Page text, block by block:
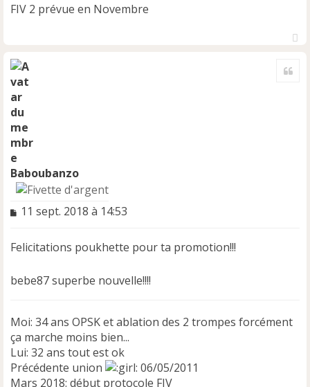
FIV 2 prévue en Novembre
Baboubanzo
M
s
g
e
o
n
l
u
11 sept. 2018 à 14:53
Felicitations poukhette pour ta promotion!!!
bebe87 superbe nouvelle!!!!
Moi: 34 ans OPSK et ablation des 2 trompes forcément
ça marche moins bien...
Lui: 32 ans tout est ok
Précédente union
06/05/2011
Mars 2018: début protocole FIV